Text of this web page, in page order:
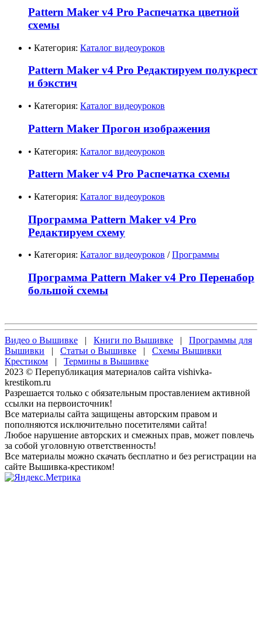
Pattern Maker v4 Pro Распечатка цветной
схемы
• Категория: Каталог видеоуроков
Pattern Maker v4 Prо Редактируем полукрест
и бэкстич
• Категория: Каталог видеоуроков
Pattern Maker Прогон изображения
• Категория: Каталог видеоуроков
Pattern Maker v4 Pro Распечатка схемы
• Категория: Каталог видеоуроков
Программа Pattern Maker v4 Pro
Редактируем схему
• Категория: Каталог видеоуроков /Программы
Программа Pattern Maker v4 Pro Перенабор
большой схемы
Видео о Вышивке | Книги по Вышивке | Программы для
Вышивки | Статьи о Вышивке | Схемы Вышивки
Крестиком | Термины в Вышивке
2023 © Перепубликация материалов сайта vishivka-
krestikom.ru
Разрешается только с обязательным проставлением активной
ссылки на первоисточник!
Все материалы сайта защищены авторским правом и
пополняются исключительно посетителями сайта!
Любое нарушение авторских и смежных прав, может повлечь
за собой уголовную ответственность!
Все материалы можно скачать бесплатно и без регистрации на
сайте Вышивка-крестиком!